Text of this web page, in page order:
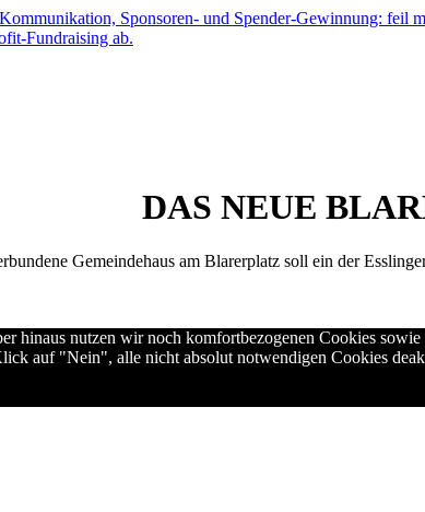
Sponsoren- und Spender-Gewinnung:
Fundraising ab.
DAS NEUE
Gemeindehaus am Blarerplatz soll ein der
hinaus nutzen wir noch komfortbezogenen Cookies
auf "Nein", alle nicht absolut notwendigen Cookies